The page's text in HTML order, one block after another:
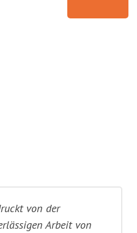
von der
Arbeit von